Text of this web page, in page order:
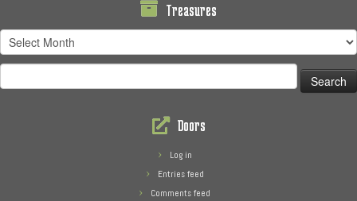
Treasures
Treasures
for:
Doors
Log in
Entries feed
Comments feed